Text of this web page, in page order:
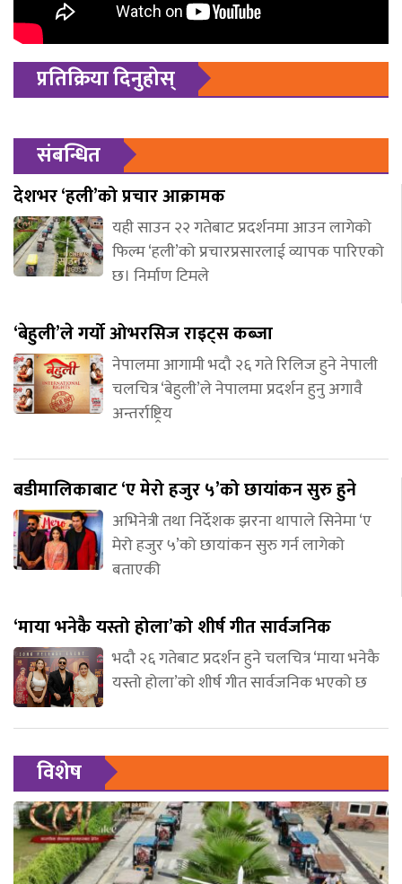
प्रतिक्रिया दिनुहोस्
संबन्धित
देशभर ‘हली’को प्रचार आक्रामक
यही साउन २२ गतेबाट प्रदर्शनमा आउन लागेको
फिल्म ‘हली’को प्रचारप्रसारलाई व्यापक पारिएको
छ। निर्माण टिमले
‘बेहुली’ले गर्यो ओभरसिज राइट्स कब्जा
नेपालमा आगामी भदौ २६ गते रिलिज हुने नेपाली
चलचित्र ‘बेहुली’ले नेपालमा प्रदर्शन हुनु अगावै
अन्तर्राष्ट्रिय
बडीमालिकाबाट ‘ए मेरो हजुर ५’को छायांकन सुरु हुने
अभिनेत्री तथा निर्देशक झरना थापाले सिनेमा ‘ए
मेरो हजुर ५’को छायांकन सुरु गर्न लागेको
बताएकी
‘माया भनेकै यस्तो होला’को शीर्ष गीत सार्वजनिक
भदौ २६ गतेबाट प्रदर्शन हुने चलचित्र ‘माया भनेकै
यस्तो होला’को शीर्ष गीत सार्वजनिक भएको छ
विशेष